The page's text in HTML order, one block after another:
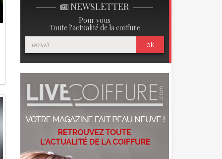
NEWSLETTER
Pour vous
Toute l'actualité de la coiffure
ok